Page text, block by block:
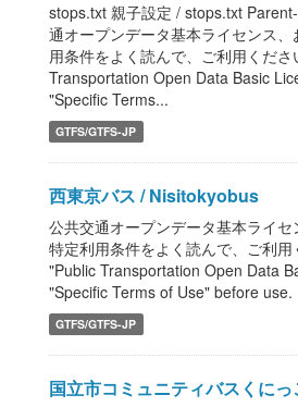
stops.txt 親子設定 / stops.txt
通オープンデータ基本ライセンス
用条件をよく読んで、ご利用くだ
Transportation Open Data Basic
"Specific Terms...
GTFS/GTFS-JP
西東京バス / Nisitokyobus
公共交通オープンデータ基本ライ
特定利用条件をよく読んで、ご利
"Public Transportation Open Data
"Specific Terms of Use" before use.
GTFS/GTFS-JP
国立市コミュニティバスくにっ